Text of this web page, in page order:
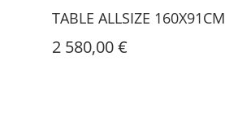
TABLE ALLSIZE 160X91CM
2 580,00 €